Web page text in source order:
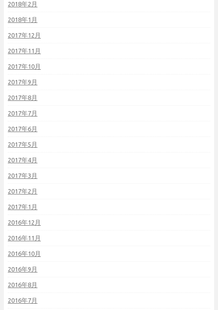
2018年2月
2018年1月
2017年12月
2017年11月
2017年10月
2017年9月
2017年8月
2017年7月
2017年6月
2017年5月
2017年4月
2017年3月
2017年2月
2017年1月
2016年12月
2016年11月
2016年10月
2016年9月
2016年8月
2016年7月